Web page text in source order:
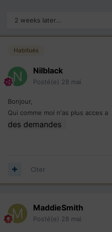
2 weeks later...
Habitués
Nilblack
Posté(e) 28 mai
Bonjour,
Qui comme moi n'as plus acces a
des demandes
Citer
MaddieSmith
Posté(e) 28 mai